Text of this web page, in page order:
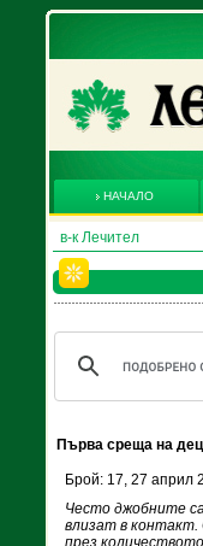
НАЧАЛО
в-к Лечител
Първа среща на
Брой: 17, 27
Често джобните
влизат в контакт.
през